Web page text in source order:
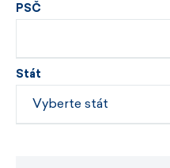
PSČ
Stát